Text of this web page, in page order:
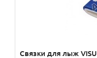
Связки для лыж VISU